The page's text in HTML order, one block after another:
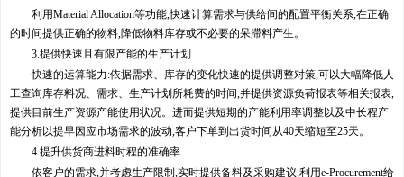
利用Material Allocation等功能,快速计算需求与供给间的配置平衡关系,在正确
的时间提供正确的物料,降低物料库存或不必要的呆滞料产生。
3.提供快速且有限产能的生产计划
快速的运算能力:依据需求、库存的变化快速的提供调整对策,可以大幅降低人
工查询库存料况、需求、生产计划所耗费的时间,并提供资源负荷报表等相关报表,
提供目前生产资源产能使用状况。进而提供短期的产能利用率调整以及中长程产
能分析以提早因应市场需求的波动,客户下单到出货时间从40天缩短至25天。
4.提升供货商进料时程的准确率
依客户的需求,并考虑生产限制,实时提供备料及采购建议,利用e-Procurement给